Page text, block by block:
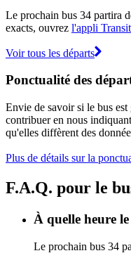
Le prochain bus 34 partira
exacts, ouvrez l'appli Transit
Voir tous les départs
Ponctualité des
Envie de savoir si le bus
contribuer en nous
qu'elles diffèrent des
Plus de détails sur la
F.A.Q. pour le
À quelle heure
Le prochain bus 34